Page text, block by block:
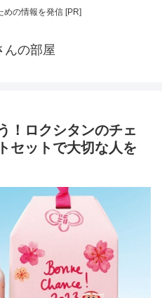
めの情報を発信 [PR]
んの部屋
！ロクシタンのチェ
セットで大切な人を